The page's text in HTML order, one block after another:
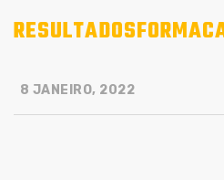
8 JANEIRO, 2022